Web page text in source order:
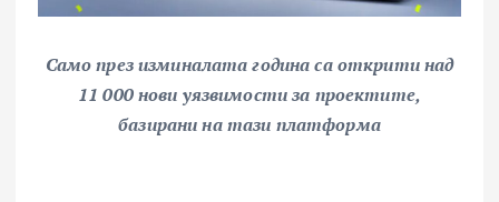
Само през изминалата година са открити над
11 000 нови уязвимости за проектите,
базирани на тази платформа